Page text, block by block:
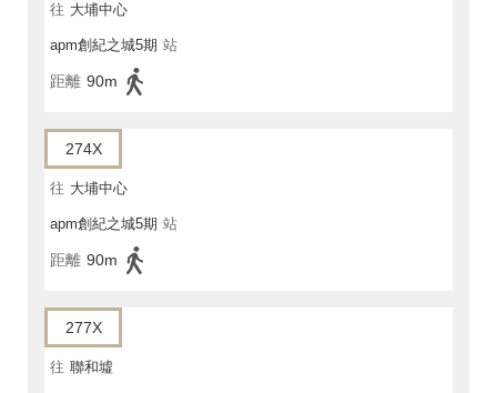
往 大埔中心
apm創紀之城5期 站
距離 90m
274X
往 大埔中心
apm創紀之城5期 站
距離 90m
277X
往 聯和墟